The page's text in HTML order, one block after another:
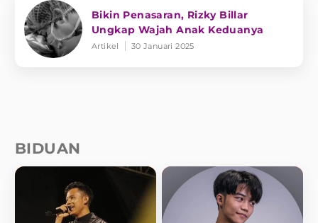
Bikin Penasaran, Rizky Billar
Ungkap Wajah Anak Keduanya
Artikel 30 Januari 2025
BIDUAN